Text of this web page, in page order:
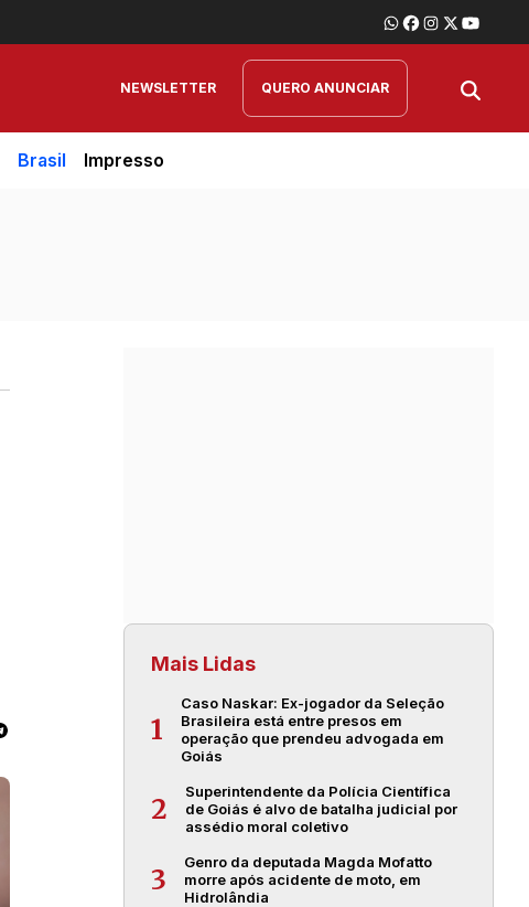
NEWSLETTER QUERO ANUNCIAR
Brasil Impresso
Mais Lidas
1
Caso Naskar: Ex-jogador da Seleção
Brasileira está entre presos em
operação que prendeu advogada em
Goiás
2
Superintendente da Polícia Científica
de Goiás é alvo de batalha judicial por
assédio moral coletivo
3
Genro da deputada Magda Mofatto
morre após acidente de moto, em
Hidrolândia